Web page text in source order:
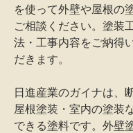
を使って外壁や屋根の
ご相談ください。塗装
法・工事内容をご納得
だきます。
日進産業のガイナは、
屋根塗装・室内の塗装
できる塗料です。外壁